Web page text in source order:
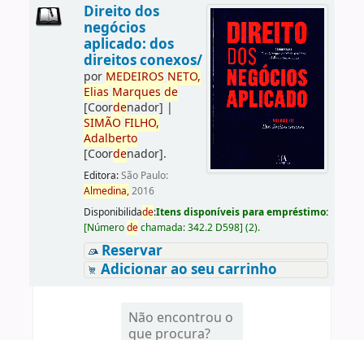
Direito dos
negócios
aplicado: dos
direitos conexos/
por MEDEIROS NETO,
Elias Marques de
[Coordenador] |
SIMÃO FILHO,
Adalberto
[Coordenador].
Editora:São Paulo:
Almedina,2016
Disponibilidade:Itens disponíveis para empréstimo:
[Númerodechamada:342.2 D598] (2).
Reservar
Adicionar ao seu carrinho
Não encontrou o
que procura?